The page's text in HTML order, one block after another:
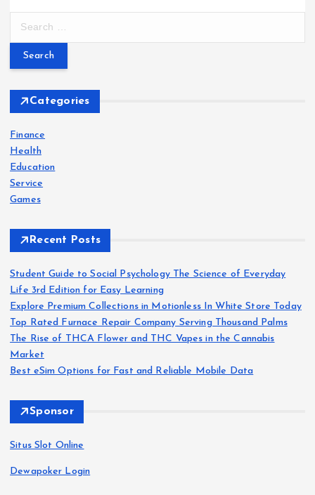
r
f
o
r
:
Categories
Finance
Health
Education
Service
Games
Recent Posts
Student Guide to Social Psychology The Science of Everyday
Life 3rd Edition for Easy Learning
Explore Premium Collections in Motionless In White Store Today
Top Rated Furnace Repair Company Serving Thousand Palms
The Rise of THCA Flower and THC Vapes in the Cannabis
Market
Best eSim Options for Fast and Reliable Mobile Data
Sponsor
Situs Slot Online
Dewapoker Login